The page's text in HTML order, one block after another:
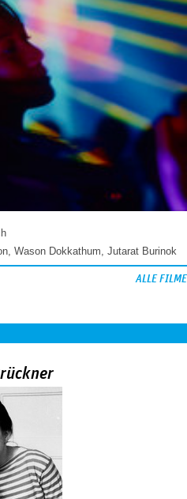
, Wason Dokkathum, Jutarat Burinok
ALLE FILME